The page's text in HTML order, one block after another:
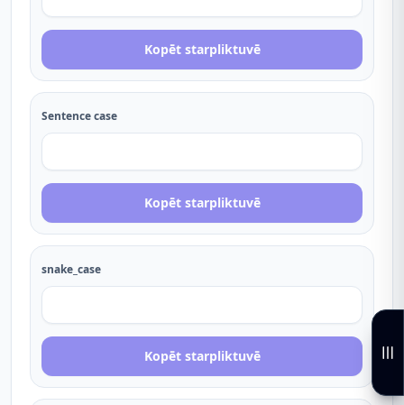
Kopēt starpliktuvē
Sentence case
Kopēt starpliktuvē
snake_case
Kopēt starpliktuvē